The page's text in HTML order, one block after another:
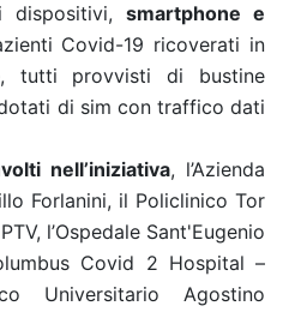
smartphone e
Covid-19 ricoverati in
tutti provvisti di bustine
di sim con traffico dati
nell’iniziativa, l’Azienda
Forlanini, il Policlinico Tor
l’Ospedale Sant'Eugenio
Covid 2 Hospital –
Universitario Agostino